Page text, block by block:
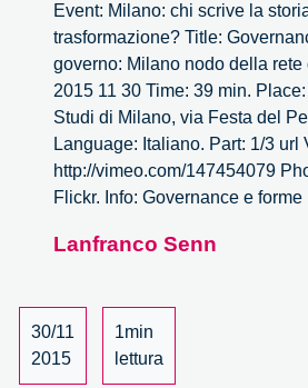
Event: Milano: chi scrive la
trasformazione? Title:
governo: Milano nodo della rete
2015 11 30 Time: 39 min.
Studi di Milano, via Festa del
Language: Italiano. Part: 1/3 url
http://vimeo.com/147454079
Flickr. Info: Governance e forme
Lanfranco Senn
30/11
2015
1min
lettura